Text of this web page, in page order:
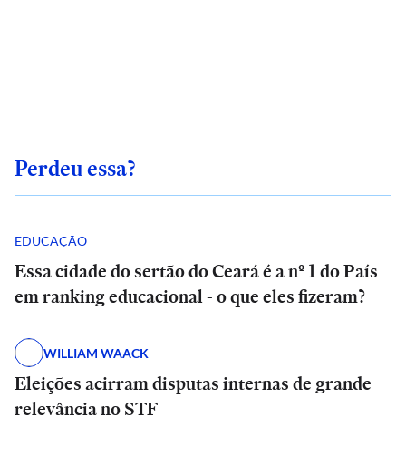
Perdeu essa?
EDUCAÇÃO
Essa cidade do sertão do Ceará é a nº 1 do País
em ranking educacional - o que eles fizeram?
WILLIAM WAACK
Eleições acirram disputas internas de grande
relevância no STF